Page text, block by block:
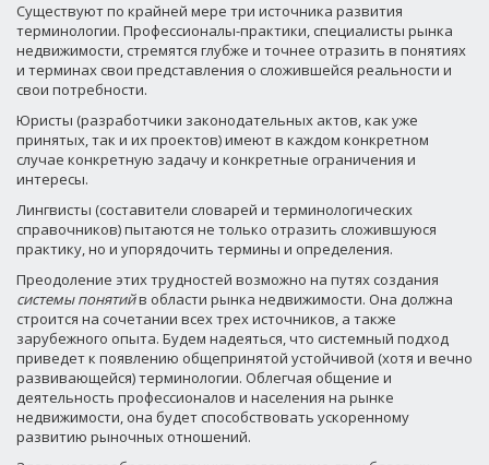
Существуют по крайней мере три источника развития
терминологии. Профессионалы-практики, специалисты рынка
недвижимости, стремятся глубже и точнее отразить в понятиях
и терминах свои представления о сложившейся реальности и
свои потребности.
Юристы (разработчики законодательных актов, как уже
принятых, так и их проектов) имеют в каждом конкретном
случае конкретную задачу и конкретные ограничения и
интересы.
Лингвисты (составители словарей и терминологических
справочников) пытаются не только отразить сложившуюся
практику, но и упорядочить термины и определения.
Преодоление этих трудностей возможно на путях создания
системы понятийв области рынка недвижимости. Она должна
строится на сочетании всех трех источников, а также
зарубежного опыта. Будем надеяться, что системный подход
приведет к появлению общепринятой устойчивой (хотя и вечно
развивающейся) терминологии. Облегчая общение и
деятельность профессионалов и населения на рынке
недвижимости, она будет способствовать ускоренному
развитию рыночных отношений.